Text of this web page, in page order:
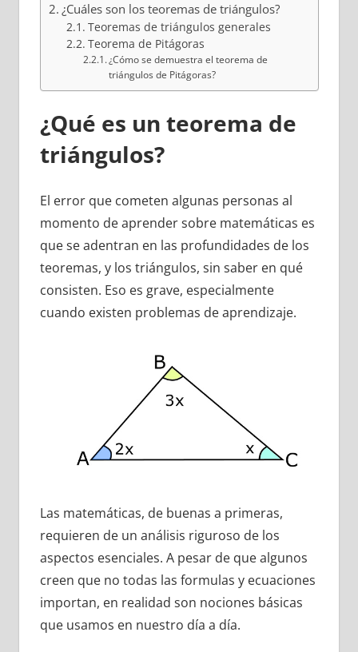
¿Cuáles son los teoremas de triángulos?
Teoremas de triángulos generales
Teorema de Pitágoras
¿Cómo se demuestra el teorema de
triángulos de Pitágoras?
¿Qué es un teorema de
triángulos?
El error que cometen algunas personas al
momento de aprender sobre matemáticas es
que se adentran en las profundidades de los
teoremas, y los triángulos, sin saber en qué
consisten. Eso es grave, especialmente
cuando existen problemas de aprendizaje.
Las matemáticas, de buenas a primeras,
requieren de un análisis riguroso de los
aspectos esenciales. A pesar de que algunos
creen que no todas las formulas y ecuaciones
importan, en realidad son nociones básicas
que usamos en nuestro día a día.